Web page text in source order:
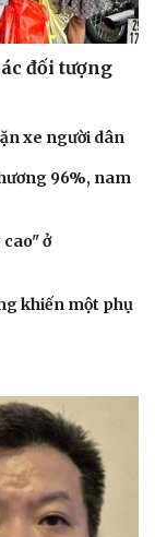
đối tượng
xe người dân
96%, nam
ở
khiến một phụ